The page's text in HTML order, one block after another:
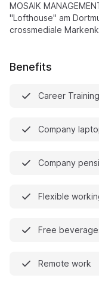
MOSAIK
"Lofthouse" am
crossmediale
Benefits
Career Training
Company
Company
Flexible
Free
Remote work